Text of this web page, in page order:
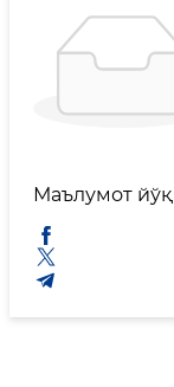
Маълумот йўқ